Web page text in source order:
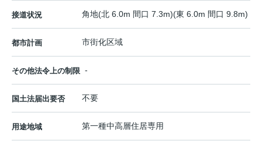
接道状況 角地(北 6.0m 間口 7.3m)(東 6.0m 間口 9.8m)
都市計画 市街化区域
その他法令上の制限 -
国土法届出要否 不要
用途地域 第一種中高層住居専用